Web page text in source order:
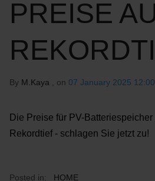
PREISE
By M.Kaya , on 07 January 2025 12:00
Die Preise für PV-
Rekordtief - schlagen Sie jetzt zu!
Posted in: HOME